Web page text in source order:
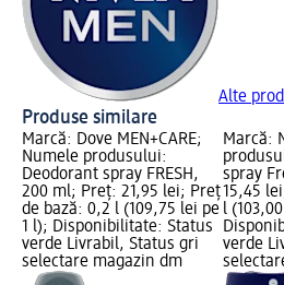
Alte
Produse similare
Marcă: Dove MEN+CARE;
Numele produsului:
Deodorant spray FRESH,
200 ml; Preț: 21,95 lei; Preț
de bază: 0,2 l (109,75 lei pe
1 l); Disponibilitate: Status
verde Livrabil, Status gri
selectare magazin dm
Marcă:
spray
15,45
l
verde